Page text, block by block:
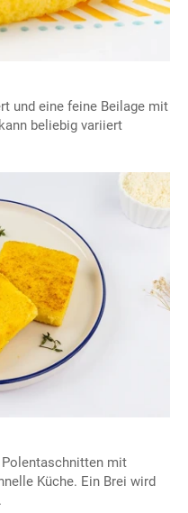
und eine feine Beilage mit
beliebig variiert
Polentaschnitten mit
Küche. Ein Brei wird